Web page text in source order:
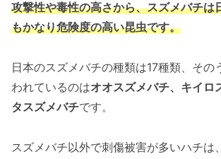
攻撃性や毒性の高さから、スズメバチは
もかなり危険度の高い昆虫です。
日本のスズメバチの種類は17種類、その
われているのはオオスズメバチ、キイロ
タスズメバチです。
スズメバチ以外で刺傷被害が多いハチは、